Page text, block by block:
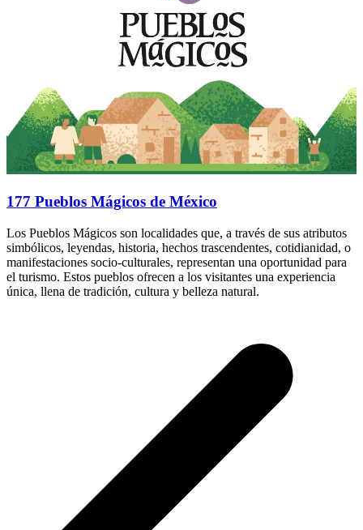
177 Pueblos Mágicos de México
Los Pueblos Mágicos son localidades que, a través de sus atributos
simbólicos, leyendas, historia, hechos trascendentes, cotidianidad, o
manifestaciones socio-culturales, representan una oportunidad para
el turismo. Estos pueblos ofrecen a los visitantes una experiencia
única, llena de tradición, cultura y belleza natural.